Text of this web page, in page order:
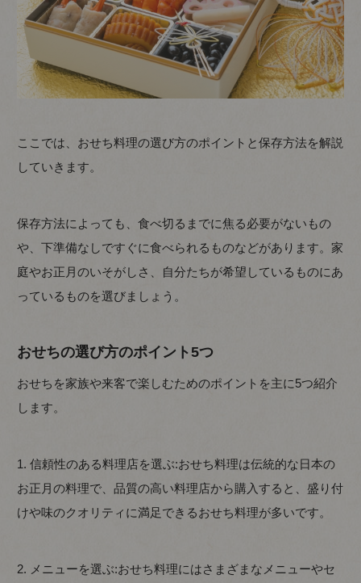
ここでは、おせち料理の選び方のポイントと保存方法を解説
していきます。
保存方法によっても、食べ切るまでに焦る必要がないもの
や、下準備なしですぐに食べられるものなどがあります。家
庭やお正月のいそがしさ、自分たちが希望しているものにあ
っているものを選びましょう。
おせちの選び方のポイント5つ
おせちを家族や来客で楽しむためのポイントを主に5つ紹介
します。
1. 信頼性のある料理店を選ぶ:おせち料理は伝統的な日本の
お正月の料理で、品質の高い料理店から購入すると、盛り付
けや味のクオリティに満足できるおせち料理が多いです。
2. メニューを選ぶ:おせち料理にはさまざまなメニューやセ